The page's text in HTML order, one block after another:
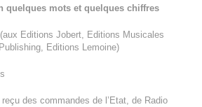
quelques mots et quelques chiffres
Editions Jobert, Editions Musicales
Editions Lemoine)
des commandes de l’Etat, de Radio